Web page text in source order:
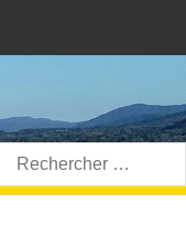
Rechercher: